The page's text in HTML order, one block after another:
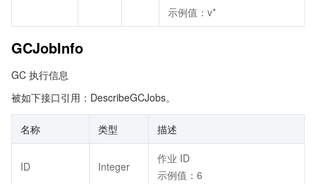
示例值：v*
GCJobInfo
GC 执行信息
被如下接口引用：DescribeGCJobs。
名称 类型 描述
ID Integer
作业 ID
示例值：6